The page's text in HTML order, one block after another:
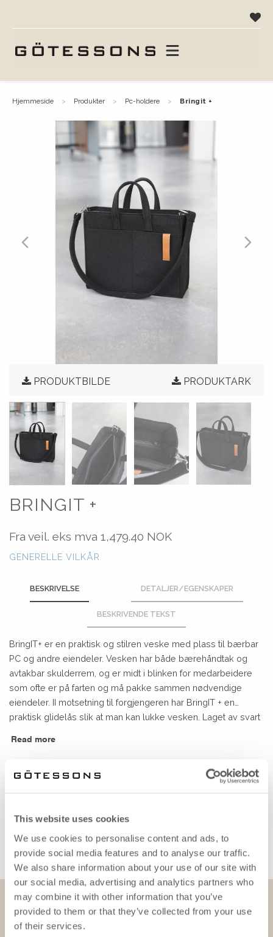
This website uses cookies
We use cookies to personalise content and ads, to
provide social media features and to analyse our traffic.
We also share information about your use of our site with
our social media, advertising and analytics partners who
may combine it with other information that you’ve
provided to them or that they’ve collected from your use
of their services.
hjemmeside produkter pc-holdere bringit +
PRODUKTBILDE PRODUKTARK
BRINGIT +
Fra veil. eks mva 1,479.40 NOK
GENERELLE VILKÅR
BESKRIVELSE DETALJER/EGENSKAPER
BESKRIVENDE TEKST
BringIT+ er en praktisk og stilren veske med plass til bærbar
PC og andre eiendeler. Vesken har både bærehåndtak og
avtakbar skulderrem, og er midt i blinken for medarbeidere
som ofte er på farten og må pakke sammen nødvendige
eiendeler. II motsetning til forgjengeren har BringIT + en
praktisk glidelås slik at man kan lukke vesken. Laget av svart
Read more
LEVERINGSTID 2-5 DAGAR
Det er alltid mulig å få et tilbud før du bestemmer deg.
Har du noen spørsmål? Vennligst kontakt oss på
ecommerce@gotessons.se
NEDLASTINGER